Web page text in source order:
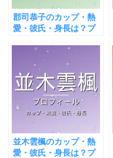
郡司恭子のカップ・熱
愛・彼氏・身長は？プ
並木雲楓のカップ・熱
愛・彼氏・身長は？プ